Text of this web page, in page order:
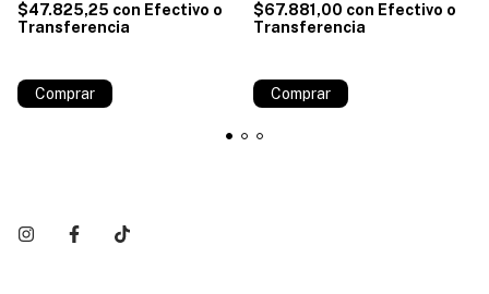
$47.825,25 con Efectivo o
Transferencia
Comprar
$67.881,00 con Efectivo o
Transferencia
Comprar